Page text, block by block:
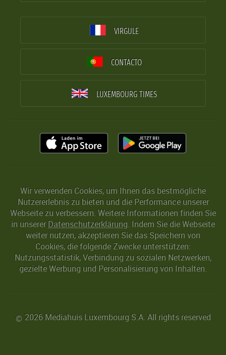
VIRGULE
CONTACTO
LUXEMBOURG TIMES
Wir verwenden Cookies, um Ihnen das bestmögliche
Nutzererlebnis zu bieten und die Performance unserer
Webseite zu verbessern. Weitere Informationen finden Sie
in unserer Datenschutzerklärung. Indem Sie die Webseite
weiter nutzen, akzeptieren Sie das Speichern von
Cookies, die folgende Zwecke unterstützen:
Nutzungsstatistik, Verbindung zu sozialen Netzwerken,
gezielte Werbung und Personalisierung von Inhalten.
© 2026 Mediahuis Luxembourg S.A. All rights reserved